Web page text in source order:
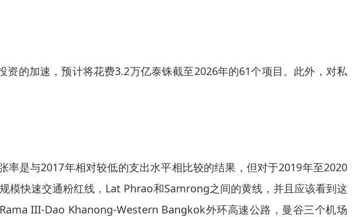
的加速，预计将花费3.2万亿泰铢截至2026年的61个项目。此外，对私
是与2017年相对较低的支出水平相比较的结果，但对于2019年至2020
模快速交通粉红线，Lat Phrao和Samrong之间的黄线，并且应该看到这
III-Dao Khanong-Western Bangkok外环高速公路，曼谷三个机场